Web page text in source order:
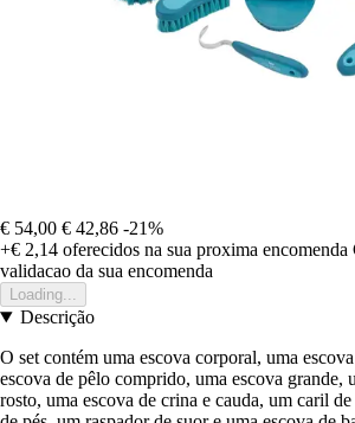
€ 54,00 € 42,86 -21%
+€ 2,14 oferecidos na sua proxima encomenda
validacao da sua encomenda
Loading...
Descrição
O set contém uma escova corporal, uma
escova de pêlo comprido, uma escova grande,
rosto, uma escova de crina e cauda, um caril